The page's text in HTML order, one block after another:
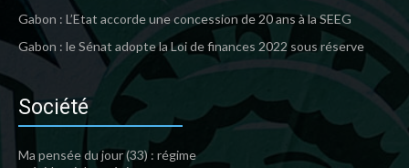
Gabon : L’Etat accorde une concession de 20 ans à la SEEG
Gabon : le Sénat adopte la Loi de finances 2022 sous réserve
Société
Ma pensée du jour (33) : régime